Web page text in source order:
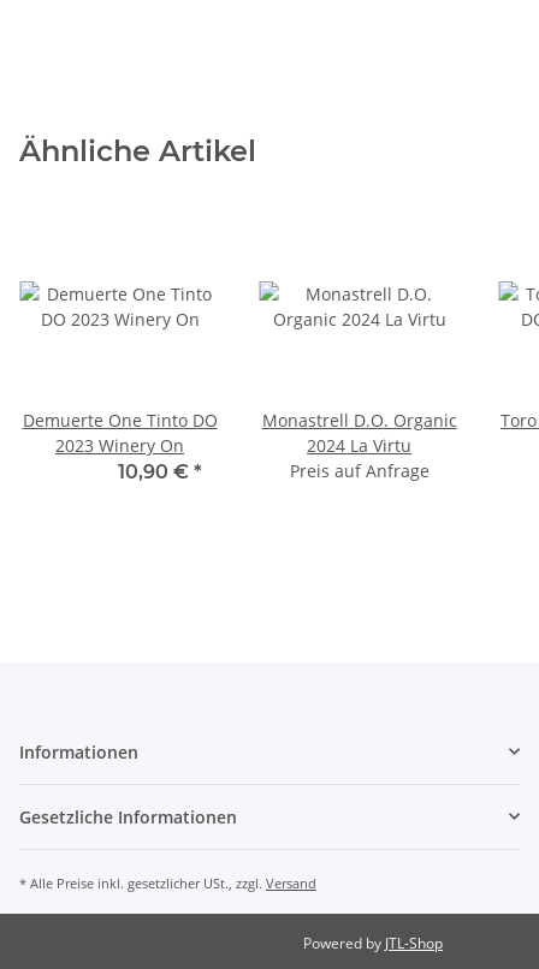
Ähnliche Artikel
Demuerte One Tinto DO
2023 Winery On
10,90 € *
Monastrell D.O. Organic
2024 La Virtu
Preis auf Anfrage
Informationen
Gesetzliche Informationen
* Alle Preise inkl. gesetzlicher USt., zzgl. Versand
Powered by JTL-Shop